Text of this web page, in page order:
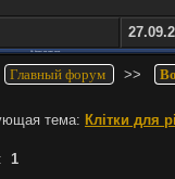
Главный форум >>
тема: Клітки для
1